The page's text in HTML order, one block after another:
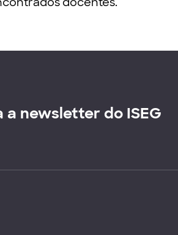
a newsletter do ISEG